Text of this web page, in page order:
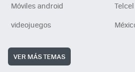
Móviles android
Telcel
videojuegos
VER MÁS TEMAS